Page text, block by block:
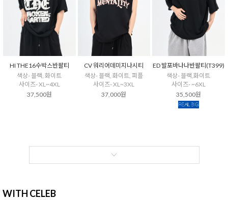
HI THE16수박스반팔티
색상- 블랙, 화이트
사이즈- XL~4XL
37,500원
CV 워리어데미지나시티
색상- 블랙, 화이트, 퍼플
사이즈- XL~3XL
37,000원
ED 발포바나나반팔티(T399)
색상- 블랙,화이트
사이즈- ~6XL
35,500원
WITH CELEB